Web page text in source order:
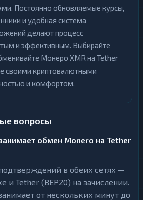
Постоянно обновляемые курсы,
и удобная система
делают процесс
и эффективным. Выбирайте
Монеро XMR на Tether
своими криптовалютными
и комфортом.
вопросы
обмен Monero на Tether
в обеих сетях —
и Tether (BEP20) на зачислении.
от нескольких минут до